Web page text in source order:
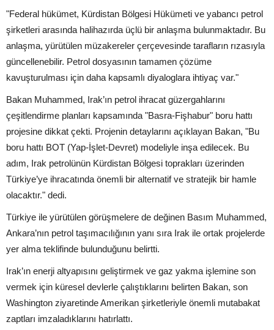
"Federal hükümet, Kürdistan Bölgesi Hükümeti ve yabancı petrol
şirketleri arasında halihazırda üçlü bir anlaşma bulunmaktadır. Bu
anlaşma, yürütülen müzakereler çerçevesinde tarafların rızasıyla
güncellenebilir. Petrol dosyasının tamamen çözüme
kavuşturulması için daha kapsamlı diyaloglara ihtiyaç var."
Bakan Muhammed, Irak’ın petrol ihracat güzergahlarını
çeşitlendirme planları kapsamında "Basra-Fişhabur" boru hattı
projesine dikkat çekti. Projenin detaylarını açıklayan Bakan, "Bu
boru hattı BOT (Yap-İşlet-Devret) modeliyle inşa edilecek. Bu
adım, Irak petrolünün Kürdistan Bölgesi toprakları üzerinden
Türkiye’ye ihracatında önemli bir alternatif ve stratejik bir hamle
olacaktır." dedi.
Türkiye ile yürütülen görüşmelere de değinen Basım Muhammed,
Ankara’nın petrol taşımacılığının yanı sıra Irak ile ortak projelerde
yer alma teklifinde bulunduğunu belirtti.
Irak’ın enerji altyapısını geliştirmek ve gaz yakma işlemine son
vermek için küresel devlerle çalıştıklarını belirten Bakan, son
Washington ziyaretinde Amerikan şirketleriyle önemli mutabakat
zaptları imzaladıklarını hatırlattı.